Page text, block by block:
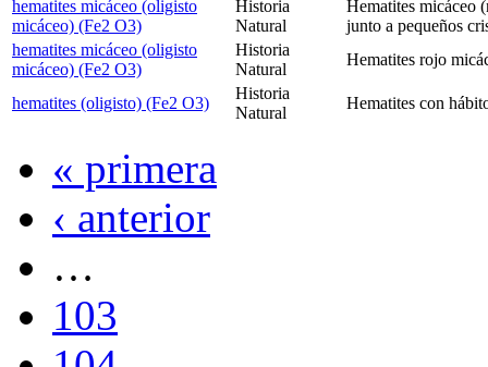
hematites micáceo (oligisto
micáceo) (Fe2 O3)
Historia
Natural
Hematites micáceo
junto a pequeños
hematites micáceo (oligisto
micáceo) (Fe2 O3)
Historia
Natural
Hematites rojo
hematites (oligisto) (Fe2 O3)
Historia
Natural
Hematites con
« primera
‹ anterior
…
103